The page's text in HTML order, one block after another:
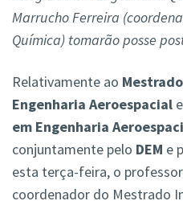
Marrucho Ferreira
Química) tomarão posse
Relativamente ao
Engenharia Aeroespacial
em Engenharia
conjuntamente pelo DEM e
esta terça-feira, o
coordenador do Mestrado